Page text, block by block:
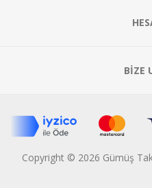
BİZE
Copyright © 2026 Gümüş